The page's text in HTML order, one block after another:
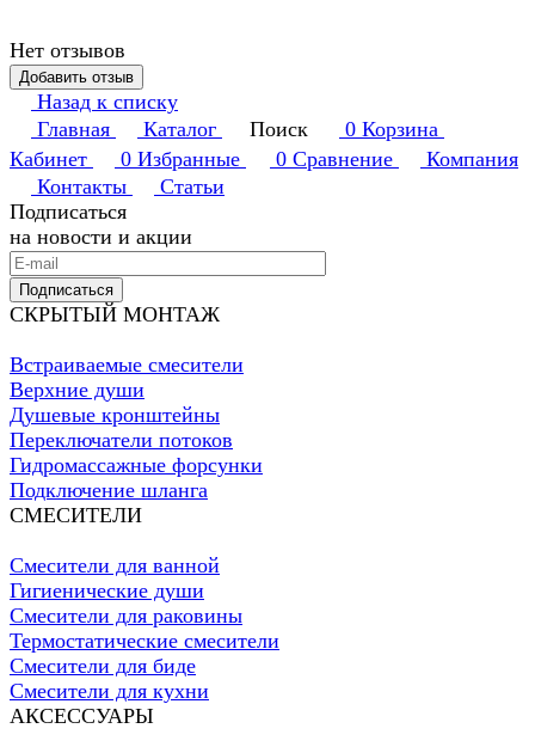
Нет отзывов
Добавить отзыв
Назад к списку
Главная
Каталог Поиск 0 Корзина
Кабинет
0 Избранные 0 Сравнение
Компания
Контакты
Статьи
Подписаться
на новости и акции
Подписаться
СКРЫТЫЙ МОНТАЖ
Встраиваемые смесители
Верхние души
Душевые кронштейны
Переключатели потоков
Гидромассажные форсунки
Подключение шланга
СМЕСИТЕЛИ
Смесители для ванной
Гигиенические души
Смесители для раковины
Термостатические смесители
Смесители для биде
Смесители для кухни
АКСЕССУАРЫ